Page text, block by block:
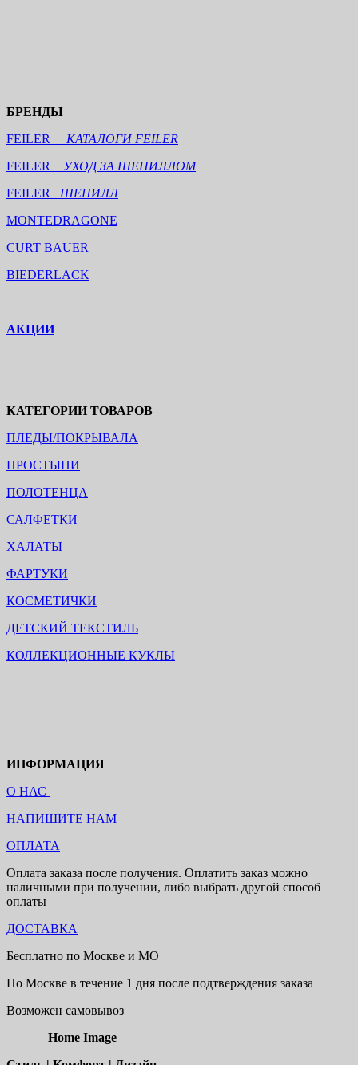
БРЕНДЫ
FEILER КАТАЛОГИ FEILER
FEILER
УХОД ЗА ШЕНИЛЛОМ
FEILER ШЕНИЛЛ
MONTEDRAGONE
CURT BAUER
BIEDERLACK
АКЦИИ
КАТЕГОРИИ ТОВАРОВ
ПЛЕДЫ/ПОКРЫВАЛА
ПРОСТЫНИ
ПОЛОТЕНЦА
САЛФЕТКИ
ХАЛАТЫ
ФАРТУКИ
КОСМЕТИЧКИ
ДЕТСКИЙ ТЕКСТИЛЬ
КОЛЛЕКЦИОННЫЕ КУКЛЫ
ИНФОРМАЦИЯ
О НАС
НАПИШИТЕ НАМ
ОПЛАТА
Оплата заказа после получения. Оплатить заказ можно
наличными при получении, либо выбрать другой способ
оплаты
ДОСТАВКА
Бесплатно по Москве и МО
По Москве в течение 1 дня после подтверждения заказа
Возможен самовывоз
Home Image